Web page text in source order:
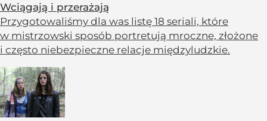
Wciągają i przerażają
Przygotowaliśmy dla was listę 18 seriali, które
w mistrzowski sposób portretują mroczne, złożone
i często niebezpieczne relacje międzyludzkie.